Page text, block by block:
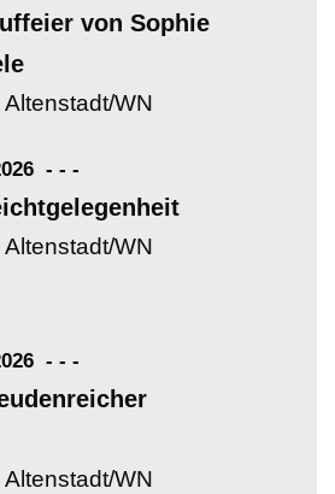
von Sophie
WN
- - -
WN
- - -
WN